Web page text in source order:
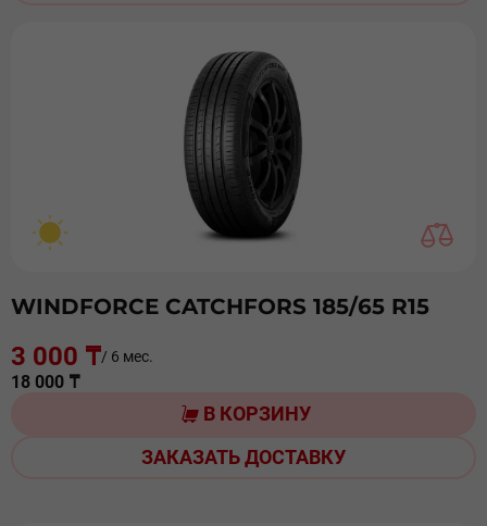
WINDFORCE CATCHFORS 185/65 R15
3 000 ₸/ 6 мес.
18 000 ₸
В КОРЗИНУ
ЗАКАЗАТЬ ДОСТАВКУ